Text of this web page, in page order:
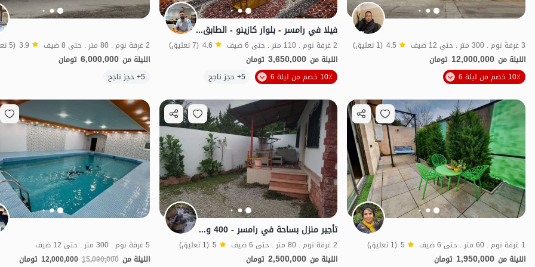
3 غرفة نوم . 300 متر . حتى 12 ضيف 4.5 (1 تعليق)
الليلة من 12,000,000 تومان
10٪ خصم من ليلة 6
الموقع على الخريطة
فيلا في رامسر - بلوار كازينو - الطابق الثالث
2 غرفة نوم . 110 متر . حتى 6 ضيف 4.6 (7 تعليق)
الليلة من 3,650,000 تومان
10٪ خصم من ليلة 6
5+ حجز ناجح الموقع على الخريطة
2 غرفة نوم . 80 متر . حتى 8 ضيف 3.9 (5 تعليق)
الليلة من 6,000,000 تومان
5+ حجز ناجح
1 غرفة نوم . 60 متر . حتى 6 ضيف 5 (1 تعليق)
الليلة من 1,950,000 تومان
تأجير منزل بساحة في رامسر - 400 وحدة
2 غرفة نوم . 80 متر . حتى 6 ضيف 5 (1 تعليق)
الليلة من 2,500,000 تومان
5 غرفة نوم . 300 متر . حتى 12 ضيف
الليلة من 15,000,000
12,000,000 تومان